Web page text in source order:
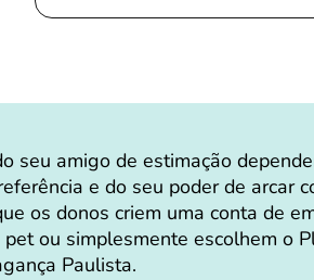
seu amigo de estimação
e do seu poder de arcar
os donos criem uma conta de
ou simplesmente escolhem o
Paulista.